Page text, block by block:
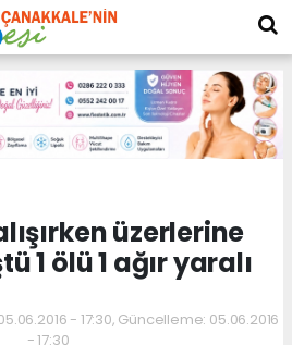
üzerlerine
1 ölü 1 ağır yaralı
- 17:30, Güncelleme: 05.06.2016
- 17:30